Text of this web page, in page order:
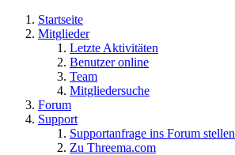
Startseite
Mitglieder
Letzte Aktivitäten
Benutzer online
Team
Mitgliedersuche
Forum
Support
Supportanfrage ins Forum stellen
Zu Threema.com